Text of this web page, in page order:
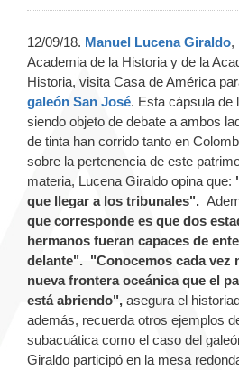
12/09/18. Manuel Lucena Giraldo,
Academia de la Historia y de la
Historia, visita Casa de América
galeón San José. Esta cápsula de
siendo objeto de debate a ambos
de tinta han corrido tanto en
sobre la pertenencia de este
materia, Lucena Giraldo opina que:
que llegar a los tribunales".
que corresponde es que dos
hermanos fueran capaces de
delante". "Conocemos cada vez
nueva frontera oceánica que el
está abriendo", asegura el
además, recuerda otros ejemplos
subacuática como el caso del
Giraldo participó en la mesa